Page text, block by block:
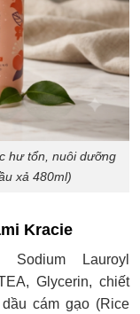
hư tổn, nuôi dưỡng
xả 480ml)
Kracie
Sodium Lauroyl
Glycerin, chiết
cám gạo (Rice